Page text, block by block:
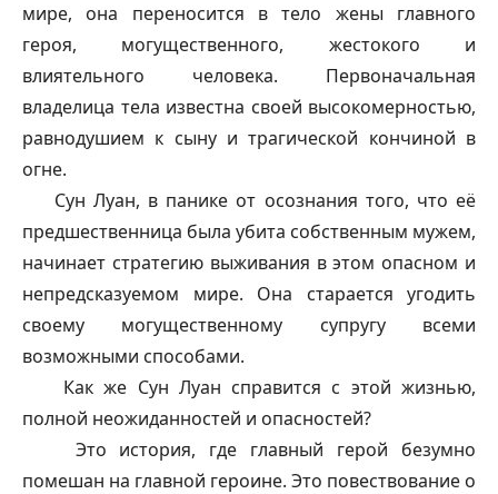
мире, она переносится в тело жены главного
героя, могущественного, жестокого и
влиятельного человека. Первоначальная
владелица тела известна своей высокомерностью,
равнодушием к сыну и трагической кончиной в
огне.
Сун Луан, в панике от осознания того, что её
предшественница была убита собственным мужем,
начинает стратегию выживания в этом опасном и
непредсказуемом мире. Она старается угодить
своему могущественному супругу всеми
возможными способами.
Как же Сун Луан справится с этой жизнью,
полной неожиданностей и опасностей?
Это история, где главный герой безумно
помешан на главной героине. Это повествование о